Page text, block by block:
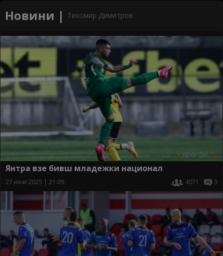
Новини | Тихомир Димитров
Янтра взе бивш младежки национал
27 юни 2025 | 21:09 4071 3